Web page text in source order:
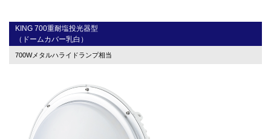
KING 700重耐塩投光器型
（ドームカバー乳白）
700Wメタルハライドランプ相当